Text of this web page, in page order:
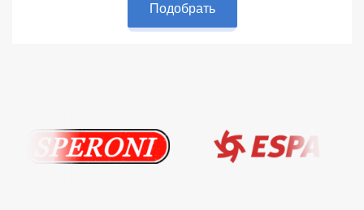
Подобрать